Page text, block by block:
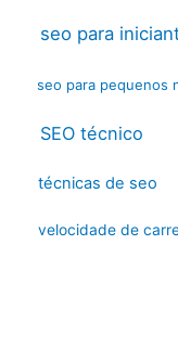
seo para
seo para pequenos
SEO técnico
técnicas de seo
velocidade de